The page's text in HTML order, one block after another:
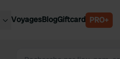
VoyagesBlogGiftcard PRO+